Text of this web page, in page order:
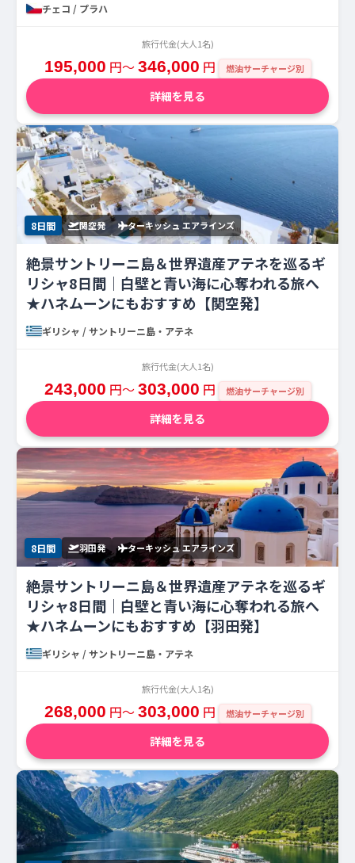
チェコ / プラハ
旅行代金(大人1名)
195,000 円〜346,000 円 燃油サーチャージ別
詳細を見る
8日間 関空発 ターキッシュ エアラインズ
絶景サントリーニ島＆世界遺産アテネを巡るギ
リシャ8日間｜白壁と青い海に心奪われる旅へ
★ハネムーンにもおすすめ【関空発】
ギリシャ / サントリーニ島・アテネ
旅行代金(大人1名)
243,000 円〜303,000 円 燃油サーチャージ別
詳細を見る
8日間 羽田発 ターキッシュ エアラインズ
絶景サントリーニ島＆世界遺産アテネを巡るギ
リシャ8日間｜白壁と青い海に心奪われる旅へ
★ハネムーンにもおすすめ【羽田発】
ギリシャ / サントリーニ島・アテネ
旅行代金(大人1名)
268,000 円〜303,000 円 燃油サーチャージ別
詳細を見る